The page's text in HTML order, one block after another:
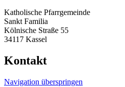
Katholische Pfarrgemeinde
Sankt Familia
Kölnische Straße 55
34117 Kassel
Kontakt
Navigation überspringen